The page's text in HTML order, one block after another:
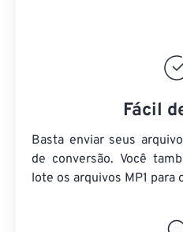
Fácil
Basta enviar seus
de conversão. Você
lote os arquivos MP1 para